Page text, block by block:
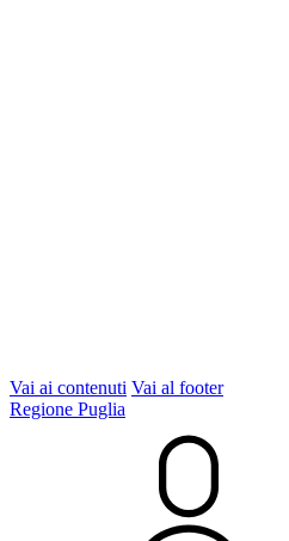
Vai ai contenuti Vai al footer
Regione Puglia